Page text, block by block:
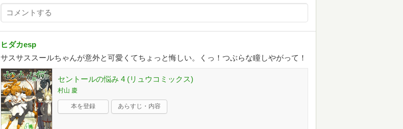
ヒダカesp
サスサススールちゃんが意外と可愛くてちょっと悔しい。くっ！つぶらな瞳しやがって！
セントールの悩み 4 (リュウコミックス)
村山 慶
本を登録 あらすじ・内容